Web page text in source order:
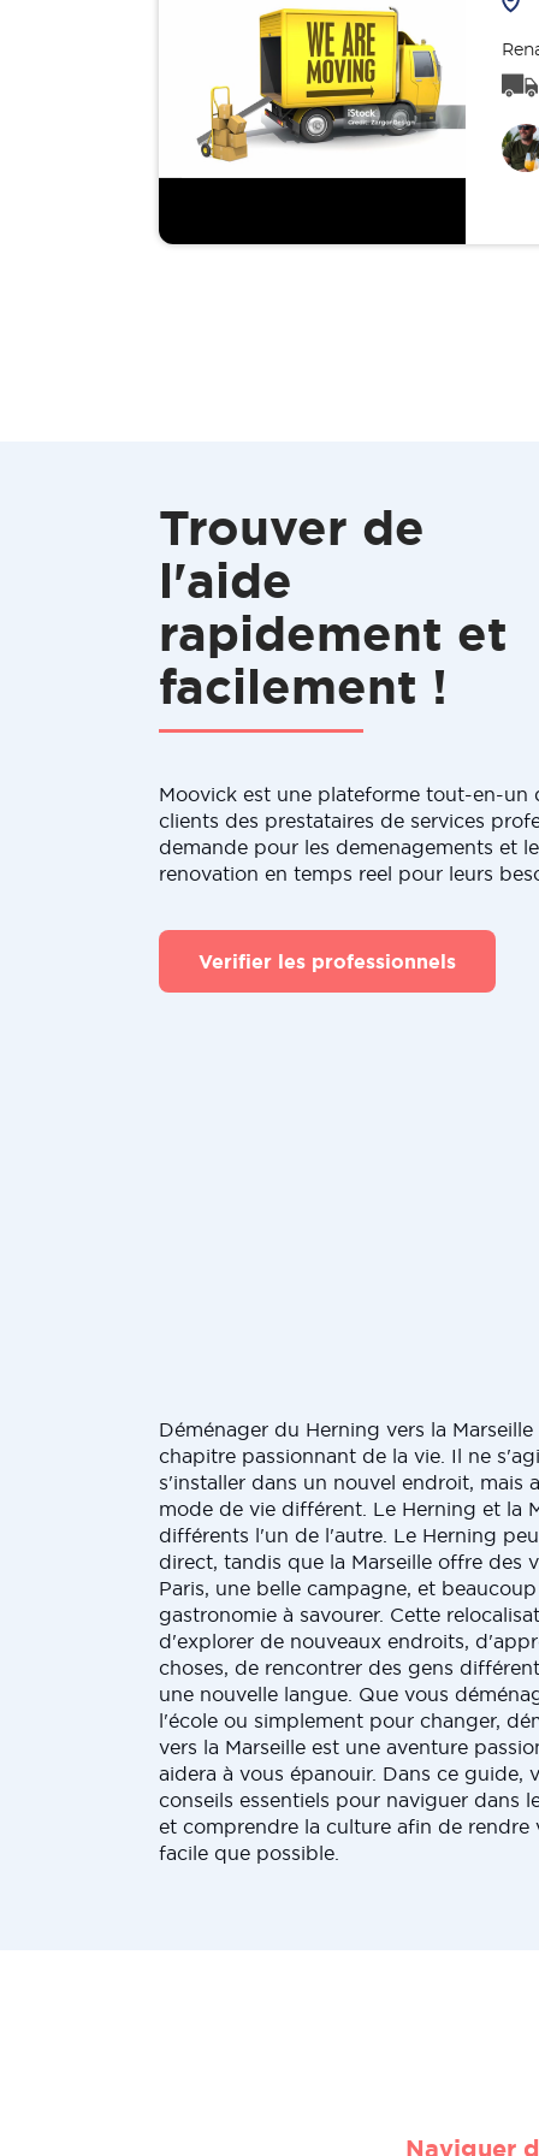
Trouver de
l'aide
rapidement et
facilement !
Moovick est une plateforme tout-en-un
clients des prestataires de services
demande pour les demenagements et
renovation en temps reel pour leurs
Verifier les professionnels
Déménager du Herning vers la
chapitre passionnant de la vie. Il ne
s'installer dans un nouvel endroit, mais
mode de vie différent. Le Herning et la
différents l'un de l'autre. Le Herning
direct, tandis que la Marseille offre des
Paris, une belle campagne, et
gastronomie à savourer. Cette
d'explorer de nouveaux endroits,
choses, de rencontrer des gens
une nouvelle langue. Que vous
l'école ou simplement pour changer,
vers la Marseille est une aventure
aidera à vous épanouir. Dans ce guide,
conseils essentiels pour naviguer dans
et comprendre la culture afin de rendre
facile que possible.
Naviguer